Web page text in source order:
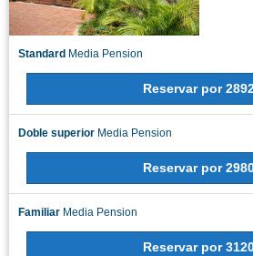
Standard Media Pension
Reservar por
Doble superior Media Pension
Reservar por
Familiar Media Pension
Reservar por